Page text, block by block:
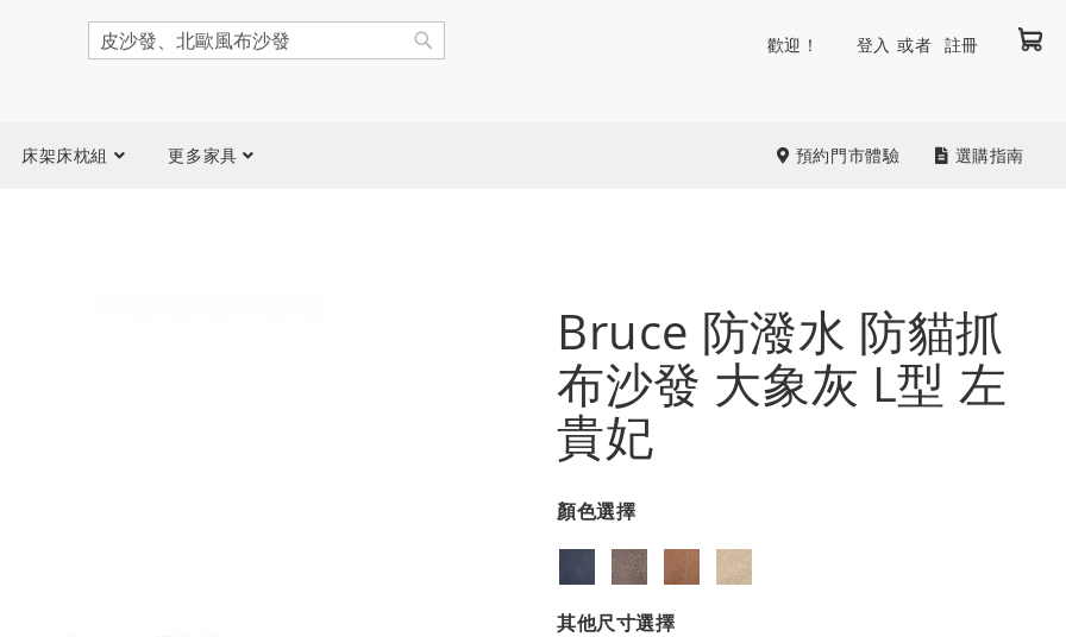
我
搜
尋
歡迎！ 登入 註冊
床架床枕組 更多家具 預約門市體驗 選購指南
Bruce 防潑水 防貓抓
布沙發 大象灰 L型 左
貴妃
顏色選擇
其他尺寸選擇